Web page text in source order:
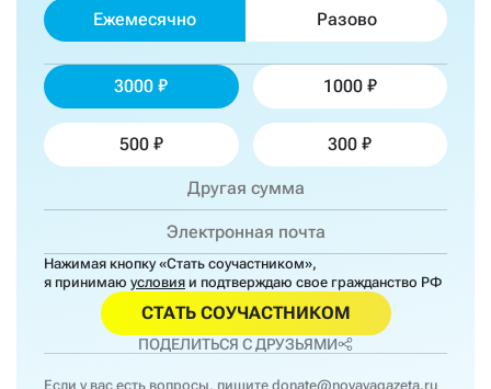
Ежемесячно Разово
3000 1000
500 300
Нажимая кнопку «Стать соучастником»,
я принимаю условия и подтверждаю свое гражданство РФ
СТАТЬ СОУЧАСТНИКОМ
ПОДЕЛИТЬСЯ С ДРУЗЬЯМИ
Если у вас есть вопросы, пишите donate@novayagazeta.ru